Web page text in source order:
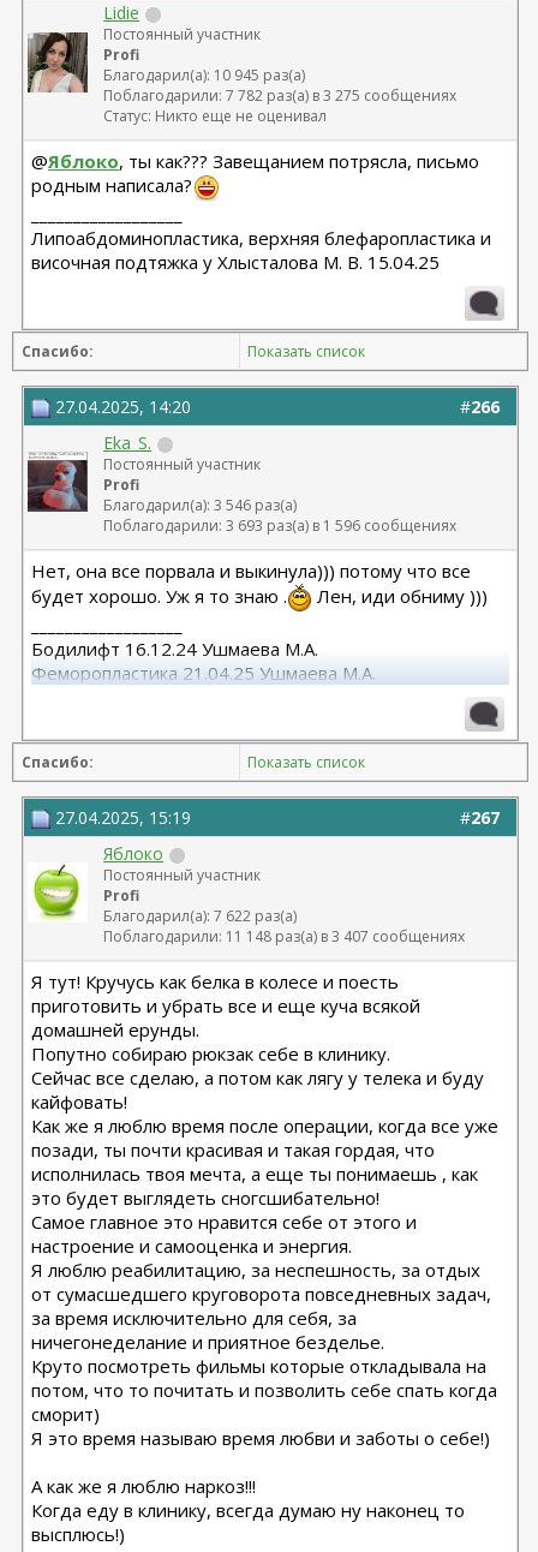
Lidie
Постоянный участник
Profi
Благодарил(а): 10 945 раз(а)
Поблагодарили: 7 782 раз(а) в 3 275 сообщениях
Статус: Никто еще не оценивал
@Яблоко, ты как??? Завещанием потрясла, письмо
родным написала?
Липоабдоминопластика, верхняя блефаропластика и
височная подтяжка у Хлысталова М. В. 15.04.25
Спасибо: Показать список
#266
27.04.2025, 14:20
Eka_S.
Постоянный участник
Profi
Благодарил(а): 3 546 раз(а)
Поблагодарили: 3 693 раз(а) в 1 596 сообщениях
Нет, она все порвала и выкинула))) потому что все
будет хорошо. Уж я то знаю .
Лен, иди обниму )))
Бодилифт 16.12.24 Ушмаева М.А.
Феморопластика 21.04.25 Ушмаева М.А.
Спасибо: Показать список
#267
27.04.2025, 15:19
Яблоко
Постоянный участник
Profi
Благодарил(а): 7 622 раз(а)
Поблагодарили: 11 148 раз(а) в 3 407 сообщениях
Я тут! Кручусь как белка в колесе и поесть
приготовить и убрать все и еще куча всякой
домашней ерунды.
Попутно собираю рюкзак себе в клинику.
Сейчас все сделаю, а потом как лягу у телека и буду
кайфовать!
Как же я люблю время после операции, когда все уже
позади, ты почти красивая и такая гордая, что
исполнилась твоя мечта, а еще ты понимаешь , как
это будет выглядеть сногсшибательно!
Самое главное это нравится себе от этого и
настроение и самооценка и энергия.
Я люблю реабилитацию, за неспешность, за отдых
от сумасшедшего круговорота повседневных задач,
за время исключительно для себя, за
ничегонеделание и приятное безделье.
Круто посмотреть фильмы которые откладывала на
потом, что то почитать и позволить себе спать когда
сморит)
Я это время называю время любви и заботы о себе!)
А как же я люблю наркоз!!!
Когда еду в клинику, всегда думаю ну наконец то
высплюсь!)